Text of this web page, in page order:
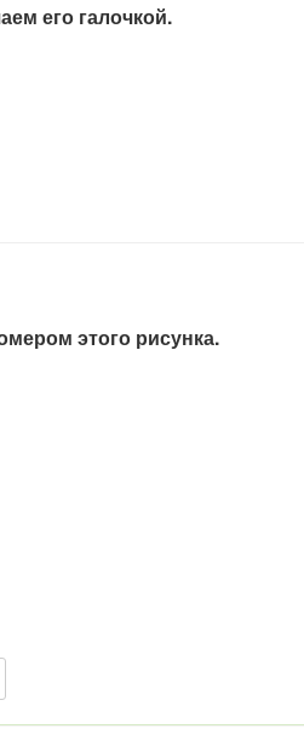
его галочкой.
этого рисунка.